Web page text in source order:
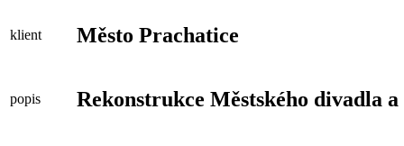
klient Město Prachatice
popis Rekonstrukce Městského divadla